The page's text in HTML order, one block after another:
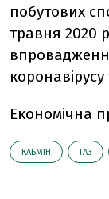
побутових
травня 2020
Економічна
КАБМІН ГАЗ